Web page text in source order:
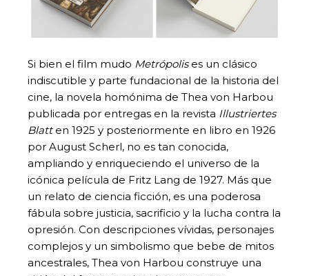
Si bien el film mudo Metrópolises un clásico
indiscutible y parte fundacional de la historia del
cine, la novela homónima de Thea von Harbou
publicada por entregas en la revista Illustriertes
Blatten 1925 y posteriormente en libro en 1926
por August Scherl, no es tan conocida,
ampliando y enriqueciendo el universo de la
icónica película de Fritz Lang de 1927. Más que
un relato de ciencia ficción, es una poderosa
fábula sobre justicia, sacrificio y la lucha contra la
opresión. Con descripciones vívidas, personajes
complejos y un simbolismo que bebe de mitos
ancestrales, Thea von Harbou construye una